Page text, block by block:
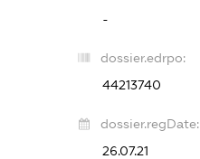
-
dossier.edrpo:
44213740
dossier.regDate:
26.07.21